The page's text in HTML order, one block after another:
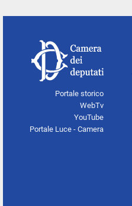
Portale storico
WebTv
YouTube
Portale Luce - Camera